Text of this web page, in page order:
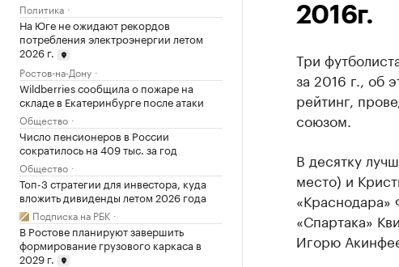
Политика
На Юге не ожидают рекордов
потребления электроэнергии летом
2026 г.
Ростов-на-Дону
Wildberries сообщила о пожаре на
складе в Екатеринбурге после атаки
Общество
Число пенсионеров в России
сократилось на 409 тыс. за год
Общество
Топ-3 стратегии для инвестора, куда
вложить дивиденды летом 2026 года
Подписка на РБК
В Ростове планируют завершить
формирование грузового каркаса в
2029 г.
2016г.
Три
за 2016 г., об
рейтинг,
союзом.
В десятку
место) и
«Краснодара»
«Спартака»
Игорю